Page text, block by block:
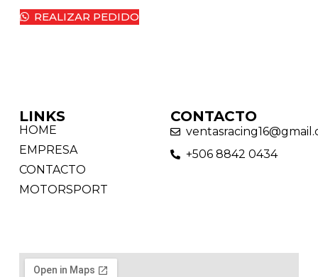
REALIZAR PEDIDO
LINKS
HOME
EMPRESA
CONTACTO
MOTORSPORT
CONTACTO
+506 8842 0434